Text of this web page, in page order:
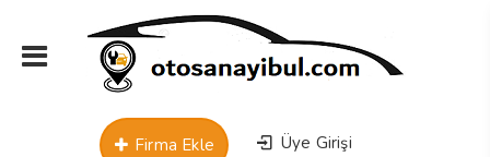
Üye Girişi
Firma Ekle